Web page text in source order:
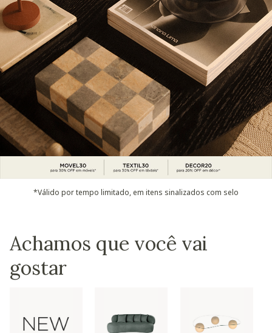
*Válido por tempo limitado, em itens sinalizados com selo
Achamos que você vai
gostar